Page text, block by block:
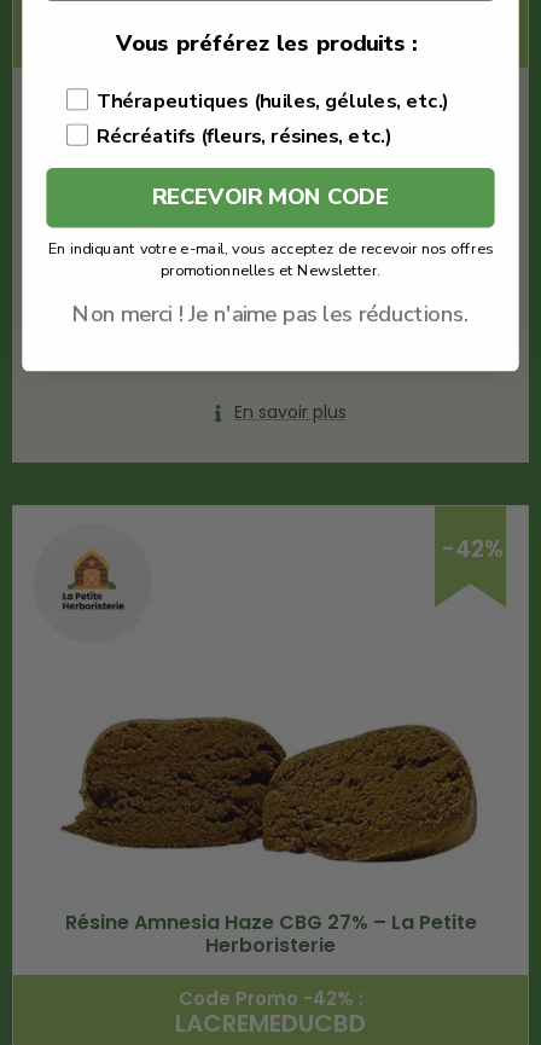
LACREMEDUCBD
€7.80
€4.52
La Petite Herboristerie
Quantité : 1
Hash CBD puissant
En savoir plus
-42%
Résine Amnesia Haze CBG 27% – La Petite
Herboristerie
Code Promo -42% :
LACREMEDUCBD
Vous préférez les produits :
Thérapeutiques (huiles, gélules, etc.)
Récréatifs (fleurs, résines, etc.)
RECEVOIR MON CODE
En indiquant votre e-mail, vous acceptez de recevoir nos offres
promotionnelles et Newsletter.
Non merci ! Je n'aime pas les réductions.